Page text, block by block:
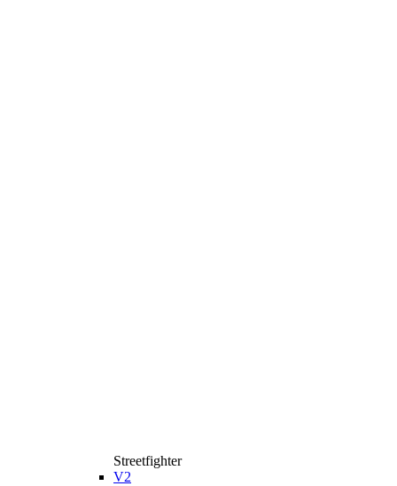
Streetfighter
V2